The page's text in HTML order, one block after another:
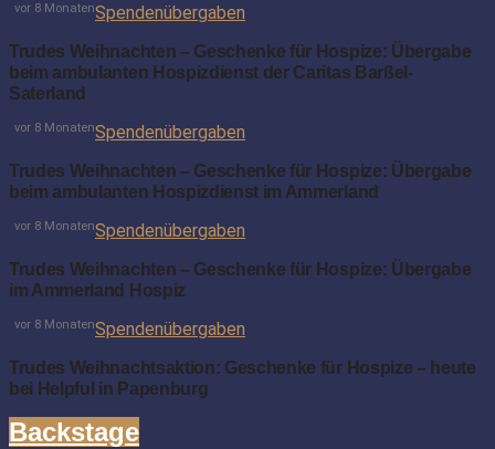
Spendenübergaben
vor 8 Monaten
Trudes Weihnachten – Geschenke für Hospize: Übergabe
beim ambulanten Hospizdienst der Caritas Barßel-
Saterland
Spendenübergaben
vor 8 Monaten
Trudes Weihnachten – Geschenke für Hospize: Übergabe
beim ambulanten Hospizdienst im Ammerland
Spendenübergaben
vor 8 Monaten
Trudes Weihnachten – Geschenke für Hospize: Übergabe
im Ammerland Hospiz
Spendenübergaben
vor 8 Monaten
Trudes Weihnachtsaktion: Geschenke für Hospize – heute
bei Helpful in Papenburg
Backstage